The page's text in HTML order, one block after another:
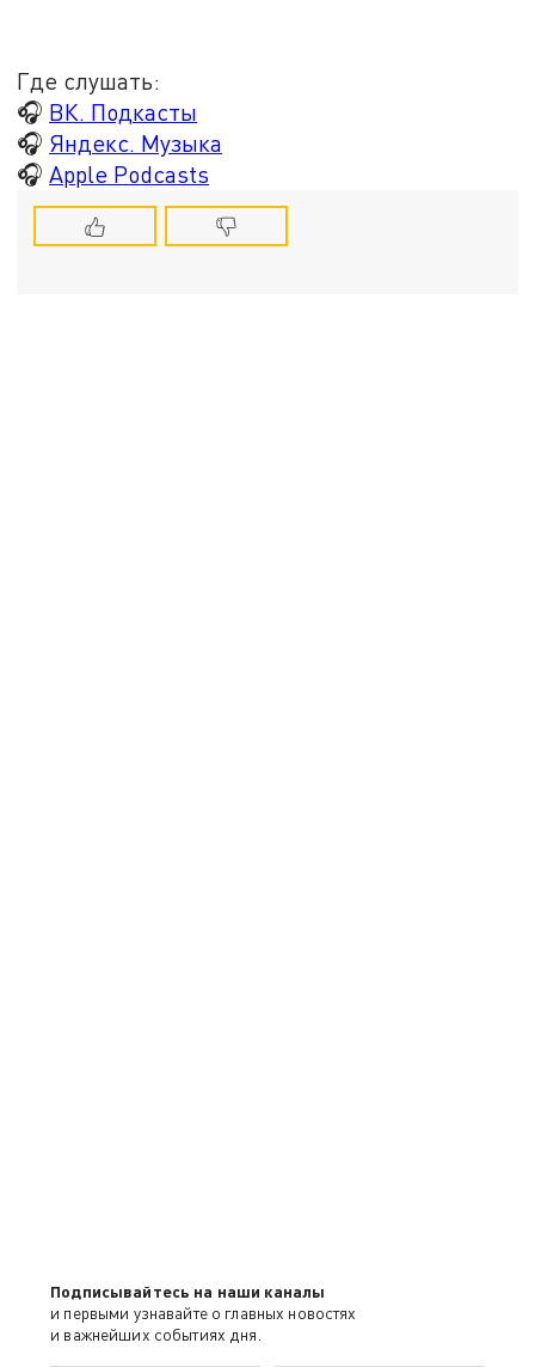
Где слушать:
🎧 ВК. Подкасты
🎧 Яндекс. Музыка
🎧Apple Podcasts
Подписывайтесь на наши каналы
и первыми узнавайте о главных новостях
и важнейших событиях дня.